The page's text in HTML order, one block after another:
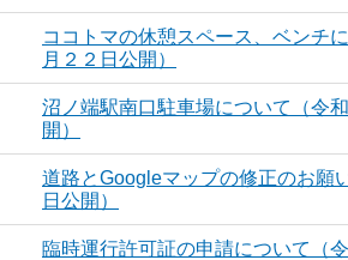
ココトマの休憩スペース、ベンチ
月２２日公開）
沼ノ端駅南口駐車場について（令
開）
道路とGoogleマップの修正のお願
日公開）
臨時運行許可証の申請について（